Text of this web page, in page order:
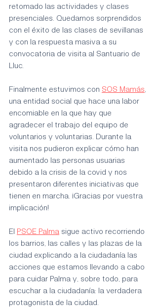
retomado las actividades y clases
presenciales. Quedamos sorprendidos
con el éxito de las clases de sevillanas
y con la respuesta masiva a su
convocatoria de visita al Santuario de
Lluc.
Finalmente estuvimos con SOS Mamás
una entidad social que hace una labor
encomiable en la que hay que
agradecer el trabajo del equipo de
voluntarios y voluntarias. Durante la
visita nos pudieron explicar cómo han
aumentado las personas usuarias
debido a la crisis de la covid y nos
presentaron diferentes iniciativas que
tienen en marcha. ¡Gracias por vuestra
implicación!
El PSOE Palma sigue activo recorriendo
los barrios, las calles y las plazas de la
ciudad explicando a la ciudadanía las
acciones que estamos llevando a cabo
para cuidar Palma y, sobre todo, para
escuchar a la ciudadanía: la verdadera
protagonista de la ciudad.